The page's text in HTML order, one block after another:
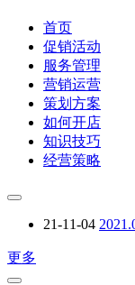
首页
促销活动
服务管理
营销运营
策划方案
如何开店
知识技巧
经营策略
21-11-04
更多